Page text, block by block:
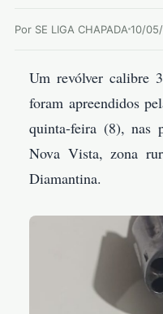
Por SE LIGA CHAPADA 10/
Um revólver calibre
foram apreendidos
quinta-feira (8), nas
Nova Vista, zona
Diamantina.